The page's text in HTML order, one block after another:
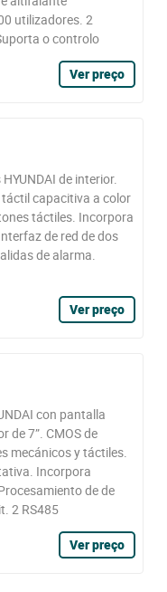
utilizadores. 2
o controlo
Ver preço
de interior.
capacitiva a color
táctiles. Incorpora
de red de dos
de alarma.
Ver preço
con pantalla
de 7”. CMOS de
mecánicos y táctiles.
Incorpora
de de
2 RS485
Ver preço